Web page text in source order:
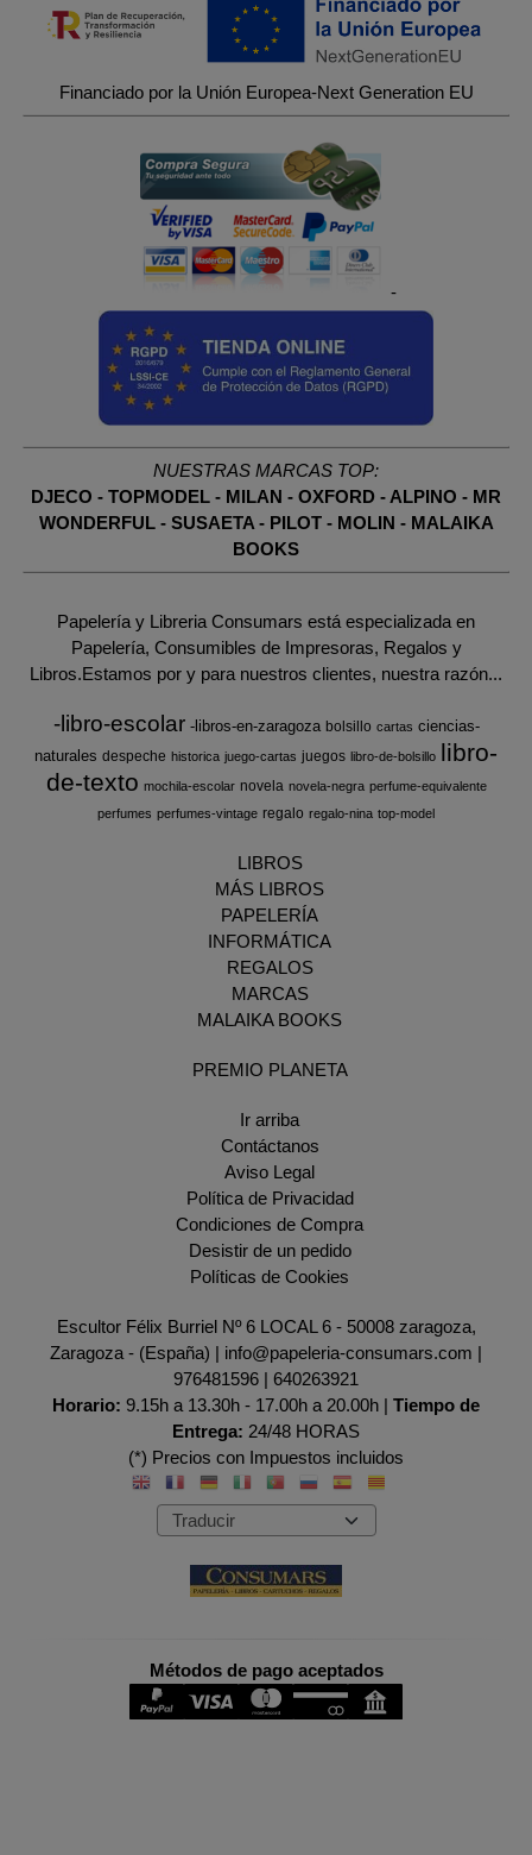
Financiado por la Unión Europea-Next Generation EU
-
NUESTRAS MARCAS TOP:
DJECO - TOPMODEL - MILAN - OXFORD - ALPINO - MR
WONDERFUL- SUSAETA- PILOT- MOLIN - MALAIKA
BOOKS
Papelería y Libreria Consumars está especializada en
Papelería, Consumibles de Impresoras, Regalos y
Libros.Estamos por y para nuestros clientes, nuestra razón...
-libro-escolar -libros-en-zaragoza bolsillo cartas ciencias-
naturales despeche historica juego-cartas juegos libro-de-bolsillo libro-
de-texto mochila-escolar novela novela-negra perfume-equivalente
perfumes perfumes-vintage regalo regalo-nina top-model
LIBROS
MÁS LIBROS
PAPELERÍA
INFORMÁTICA
REGALOS
MARCAS
MALAIKA BOOKS
PREMIO PLANETA
Ir arriba
Contáctanos
Aviso Legal
Política de Privacidad
Condiciones de Compra
Desistir de un pedido
Políticas de Cookies
Escultor Félix Burriel Nº 6 LOCAL 6 - 50008 zaragoza,
Zaragoza - (España) | info@papeleria-consumars.com |
976481596 | 640263921
Horario: 9.15h a 13.30h - 17.00h a 20.00h | Tiempo de
Entrega: 24/48 HORAS
(*) Precios con Impuestos incluidos
Métodos de pago aceptados